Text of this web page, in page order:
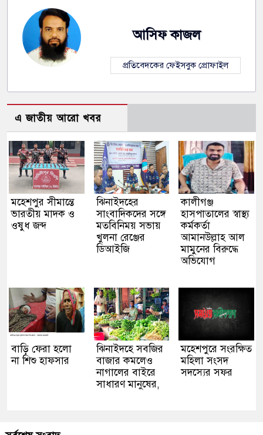
আসিফ কাজল
প্রতিবেদকের ফেইসবুক প্রোফাইল
এ জাতীয় আরো খবর
মহেশপুর সীমান্তে
ভারতীয় মাদক ও
ওষুধ জব্দ
ঝিনাইদহের
সাংবাদিকদের সঙ্গে
মতবিনিময় সভায়
খুলনা রেঞ্জের
ডিআইজি
কালীগঞ্জ
হাসপাতালের স্বাস্থ্য
কর্মকর্তা
আমানউল্লাহ আল
মামুনের বিরুদ্ধে
অভিযোগ
বাড়ি ফেরা হলো
না শিশু হাফসার
ঝিনাইদহে সবজির
বাজার কমলেও
নাগালের বাইরে
সাধারণ মানুষের,
মহেশপুরে সংরক্ষিত
মহিলা সংসদ
সদস্যের সফর